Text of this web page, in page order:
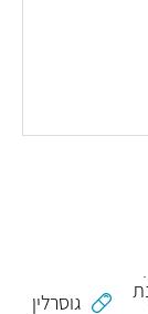
גוסרלין